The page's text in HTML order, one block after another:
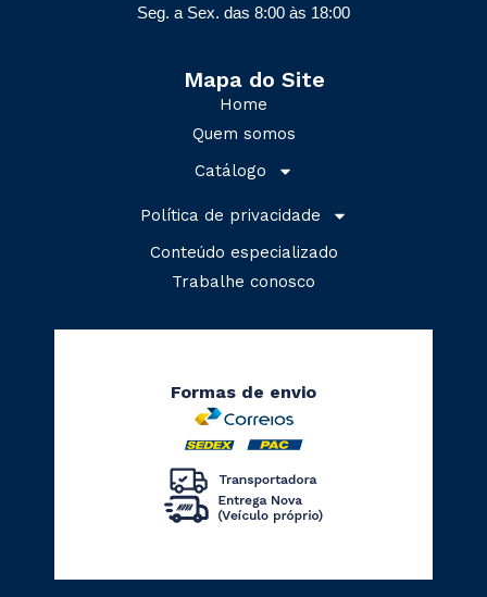
Seg. a Sex. das 8:00 às 18:00
Mapa do Site
Home
Quem somos
Catálogo
Política de privacidade
Conteúdo especializado
Trabalhe conosco
Formas de envio